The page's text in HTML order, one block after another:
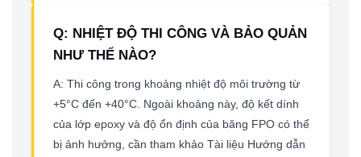
Q: NHIỆT ĐỘ THI CÔNG VÀ BẢO QUẢN
NHƯ THẾ NÀO?
A: Thi công trong khoảng nhiệt độ môi trường từ
+5°C đến +40°C. Ngoài khoảng này, độ kết dính
của lớp epoxy và độ ổn định của băng FPO có thể
bị ảnh hưởng, cần tham khảo Tài liệu Hướng dẫn